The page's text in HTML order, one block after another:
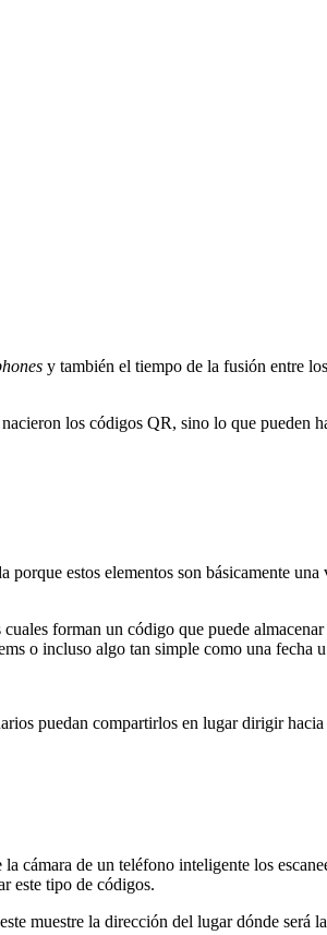
y también el tiempo de la fusión entre
los códigos QR, sino lo que pueden
estos elementos son básicamente
cuales forman un código que puede
o incluso algo tan simple como una fecha
puedan compartirlos en lugar dirigir
cámara de un teléfono inteligente los
este tipo de códigos.
muestre la dirección del lugar dónde será